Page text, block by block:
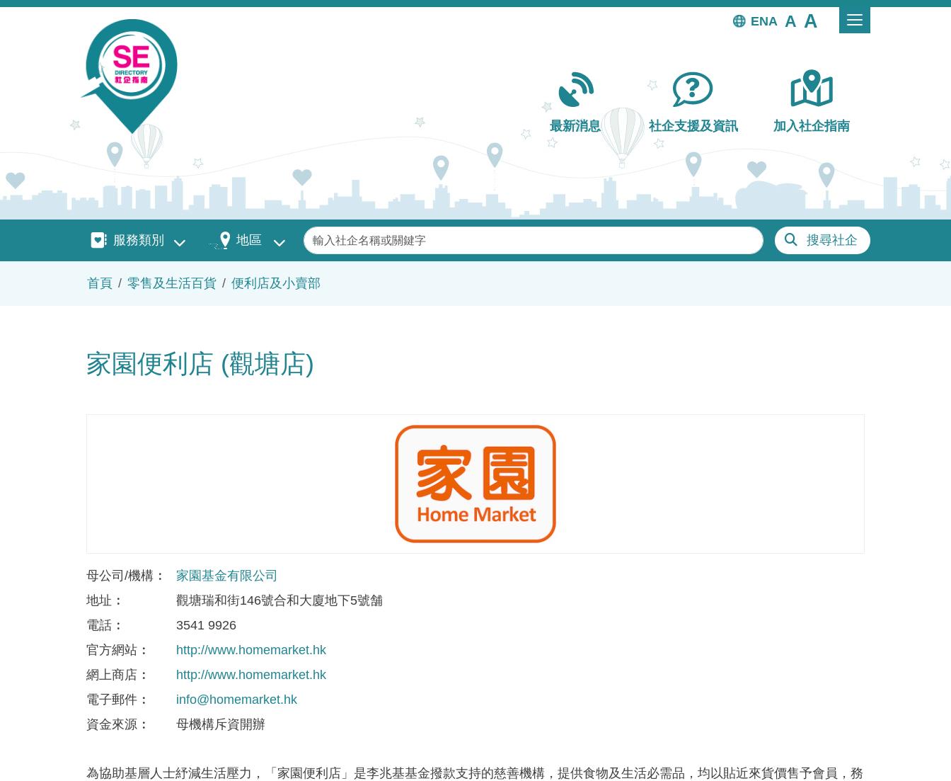
移至主內容
EN
Main navigation
最新消息 社企支援及資訊 加入社企指南
服務類別服務類別 地區 地區 關鍵字 搜尋社企
首頁 零售及生活百貨 便利店及小賣部
家園便利店 (觀塘店)
母公司/機構
家園基金有限公司
地址
觀塘瑞和街146號合和大廈地下5號舗
電話
3541 9926
官方網站
http://www.homemarket.hk
網上商店
http://www.homemarket.hk
電子郵件
info@homemarket.hk
資金來​源
母機構斥資開辦
為協助基層人士紓減生活壓力，「家園便利店」是李兆基基金撥款支持的慈善機構，提供食物及生活必需品，均以貼近來貨價售予會員，務